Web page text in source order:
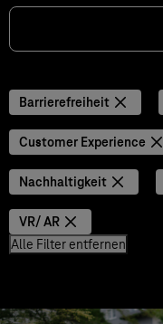
Barrierefreiheit
Customer Experience
Nachhaltigkeit
VR/ AR
Alle Filter entfernen